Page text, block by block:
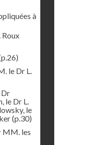
à
Roux
le Dr L.
Dr
le Dr L.
le
(p.30)
MM. les